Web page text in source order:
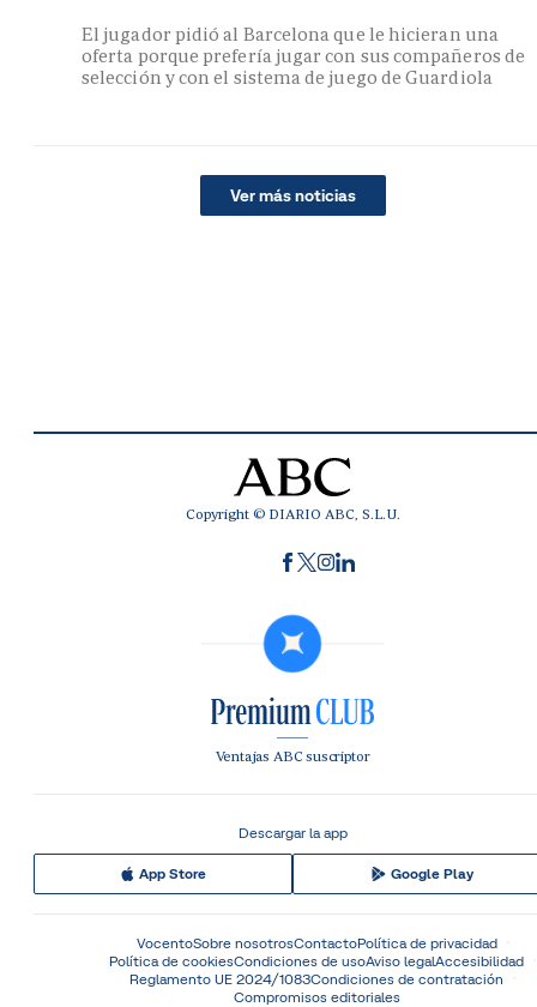
El jugador pidió al Barcelona que le hicieran una
oferta porque prefería jugar con sus compañeros de
selección y con el sistema de juego de Guardiola
Ver más noticias
Copyright © DIARIO ABC, S.L.U.
Ventajas ABC suscriptor
Descargar la app
App Store Google Play
VocentoSobre nosotrosContactoPolítica de privacidad
Política de cookiesCondiciones de usoAviso legalAccesibilidad
Reglamento UE 2024/1083Condiciones de contratación
Compromisos editoriales